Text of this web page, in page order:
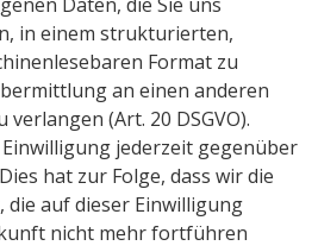
in einem strukturierten,
Format zu
an einen anderen
(Art. 20 DSGVO).
jederzeit gegenüber
hat zur Folge, dass wir die
auf dieser Einwilligung
nicht mehr fortführen